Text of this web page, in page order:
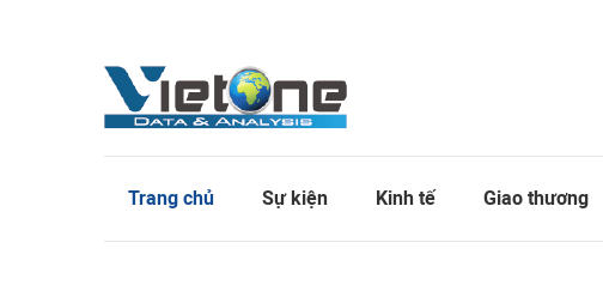
Trang chủ Sự kiện Kinh tế Giao thương